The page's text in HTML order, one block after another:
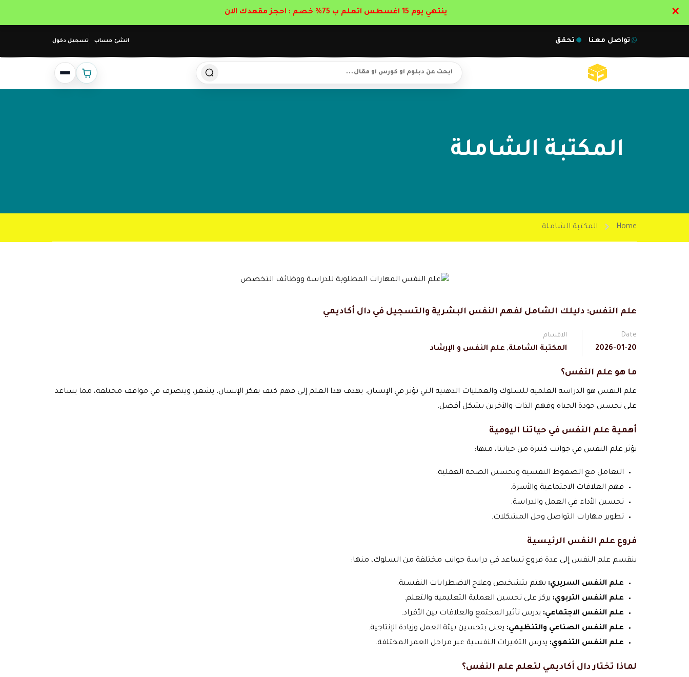
انشئ حساب تسجيل دخول تواصل معنا تحقق
المكتبة الشاملة
Home المكتبة الشاملة
علم النفس: دليلك الشامل لفهم النفس البشرية والتسجيل في دال أكاديمي
Date
2026-01-20
الاقسام
المكتبة الشاملة, علم النفس و الإرشاد
ما هو علم النفس؟
علم النفس هو الدراسة العلمية للسلوك والعمليات الذهنية التي تؤثر في الإنسان. يهدف هذا العلم إلى فهم كيف يفكر الإنسان، يشعر، ويتصرف في مواقف مختلفة، مما يساعد
على تحسين جودة الحياة وفهم الذات والآخرين بشكل أفضل.
أهمية علم النفس في حياتنا اليومية
يؤثر علم النفس في جوانب كثيرة من حياتنا، منها:
التعامل مع الضغوط النفسية وتحسين الصحة العقلية.
فهم العلاقات الاجتماعية والأسرة.
تحسين الأداء في العمل والدراسة.
تطوير مهارات التواصل وحل المشكلات.
فروع علم النفس الرئيسية
ينقسم علم النفس إلى عدة فروع تساعد في دراسة جوانب مختلفة من السلوك، منها:
علم النفس السريري: يهتم بتشخيص وعلاج الاضطرابات النفسية.
علم النفس التربوي: يركز على تحسين العملية التعليمية والتعلم.
علم النفس الاجتماعي: يدرس تأثير المجتمع والعلاقات بين الأفراد.
علم النفس الصناعي والتنظيمي: يعنى بتحسين بيئة العمل وزيادة الإنتاجية.
علم النفس التنموي: يدرس التغيرات النفسية عبر مراحل العمر المختلفة.
لماذا تختار دال أكاديمي لتعلم علم النفس؟
ينتهي يوم 15 اغسطس اتعلم ب 75% خصم : احجز مقعدك الان ✕